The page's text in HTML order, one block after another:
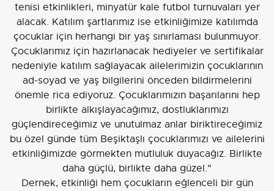
tenisi etkinlikleri, minyatür kale futbol turnuvaları yer
alacak. Katılım şartlarımız ise etkinliğimize katılımda
çocuklar için herhangi bir yaş sınırlaması bulunmuyor.
Çocuklarımız için hazırlanacak hediyeler ve sertifikalar
nedeniyle katılım sağlayacak ailelerimizin çocuklarının
ad-soyad ve yaş bilgilerini önceden bildirmelerini
önemle rica ediyoruz. Çocuklarımızın başarılarını hep
birlikte alkışlayacağımız, dostluklarımızı
güçlendireceğimiz ve unutulmaz anlar biriktireceğimiz
bu özel günde tüm Beşiktaşlı çocuklarımızı ve ailelerini
etkinliğimizde görmekten mutluluk duyacağız. Birlikte
daha güçlü, birlikte daha güzel."
Dernek, etkinliği hem çocukların eğlenceli bir gün